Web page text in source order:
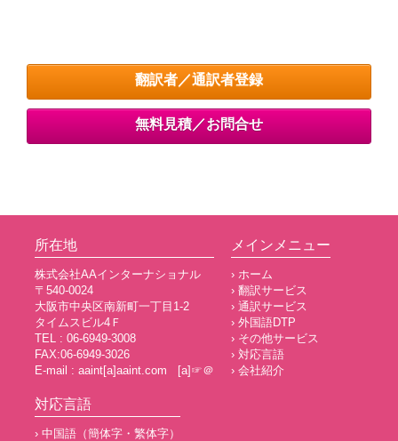
翻訳者／通訳者登録
無料見積／お問合せ
所在地
株式会社AAインターナショナル
〒540-0024
大阪市中央区南新町一丁目1-2
タイムスビル4Ｆ
TEL : 06-6949-3008
FAX:06-6949-3026
E-mail : aaint[a]aaint.com [a]☞＠
メインメニュー
› ホーム
› 翻訳サービス
› 通訳サービス
› 外国語DTP
› その他サービス
› 対応言語
› 会社紹介
対応言語
› 中国語（簡体字・繁体字）